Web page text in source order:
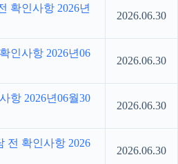
확인사항 2026년
2026.06.30
인사항 2026년06
2026.06.30
항 2026년06월30
2026.06.30
전 확인사항 2026
2026.06.30